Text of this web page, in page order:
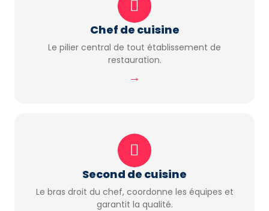
Chef de cuisine
Le pilier central de tout établissement de
restauration.
→
Second de cuisine
Le bras droit du chef, coordonne les équipes et
garantit la qualité.